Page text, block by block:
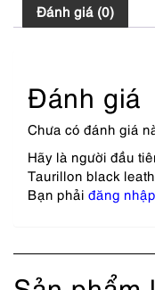
Đánh giá (0)
Đánh giá
Chưa có đánh giá
Hãy là người đầu
Taurillon black
Bạn phải đăng nhập